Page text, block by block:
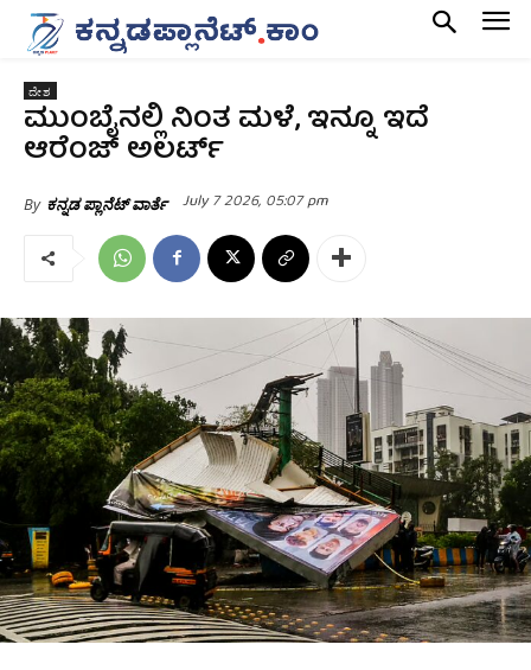
ದೇಶ
ಮುಂಬೈನಲ್ಲಿ ನಿಂತ ಮಳೆ, ಇನ್ನೂ ಇದೆ
ಆರೆಂಜ್‌ ಅಲರ್ಟ್‌
By ಕನ್ನಡ ಪ್ಲಾನೆಟ್ ವಾರ್ತೆ July 7 2026, 05:07 pm